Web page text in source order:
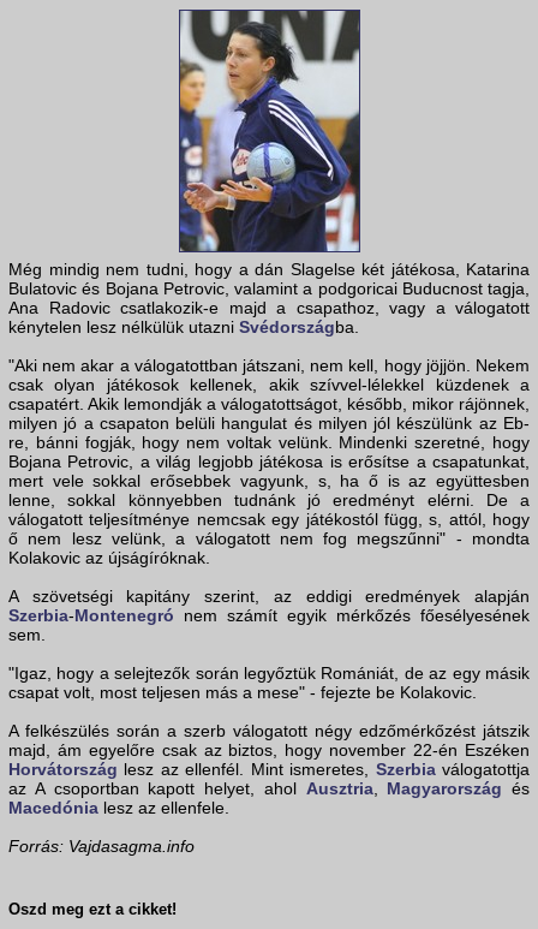
Még mindig nem tudni, hogy a dán Slagelse két játékosa, Katarina
Bulatovic és Bojana Petrovic, valamint a podgoricai Buducnost tagja,
Ana Radovic csatlakozik-e majd a csapathoz, vagy a válogatott
kénytelen lesz nélkülük utazni Svédországba.
"Aki nem akar a válogatottban játszani, nem kell, hogy jöjjön. Nekem
csak olyan játékosok kellenek, akik szívvel-lélekkel küzdenek a
csapatért. Akik lemondják a válogatottságot, később, mikor rájönnek,
milyen jó a csapaton belüli hangulat és milyen jól készülünk az Eb-
re, bánni fogják, hogy nem voltak velünk. Mindenki szeretné, hogy
Bojana Petrovic, a világ legjobb játékosa is erősítse a csapatunkat,
mert vele sokkal erősebbek vagyunk, s, ha ő is az együttesben
lenne, sokkal könnyebben tudnánk jó eredményt elérni. De a
válogatott teljesítménye nemcsak egy játékostól függ, s, attól, hogy
ő nem lesz velünk, a válogatott nem fog megszűnni" - mondta
Kolakovic az újságíróknak.
A szövetségi kapitány szerint, az eddigi eredmények alapján
Szerbia-Montenegró nem számít egyik mérkőzés főesélyesének
sem.
"Igaz, hogy a selejtezők során legyőztük Romániát, de az egy másik
csapat volt, most teljesen más a mese" - fejezte be Kolakovic.
A felkészülés során a szerb válogatott négy edzőmérkőzést játszik
majd, ám egyelőre csak az biztos, hogy november 22-én Eszéken
Horvátország lesz az ellenfél. Mint ismeretes, Szerbiaválogatottja
az A csoportban kapott helyet, ahol Ausztria, Magyarország és
Macedónia lesz az ellenfele.
Forrás: Vajdasagma.info
Oszd meg ezt a cikket!